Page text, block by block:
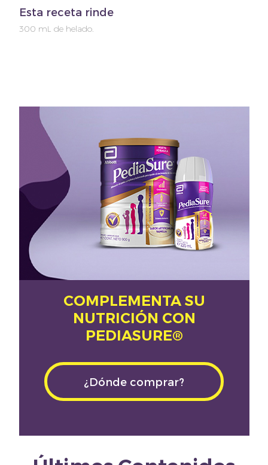
Esta receta rinde
300 mL de helado.
COMPLEMENTA SU
NUTRICIÓN CON
PEDIASURE®
¿Dónde comprar?